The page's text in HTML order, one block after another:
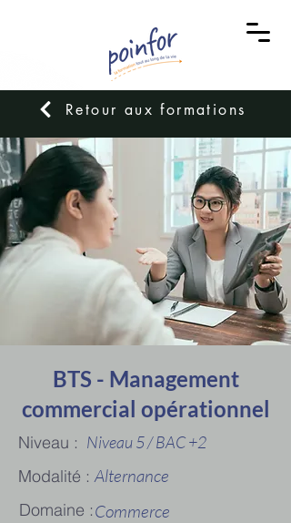
Retour aux formations
BTS - Management
commercial opérationnel
Niveau : Niveau 5 / BAC +2
Modalité : Alternance
Domaine :Commerce